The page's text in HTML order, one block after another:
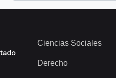
Ciencias Sociales
Derecho